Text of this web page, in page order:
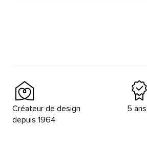
Créateur de design
depuis 1964
5